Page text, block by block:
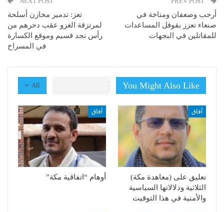
أرحب وصعفان ومناخة في
صنعاء تعزز بقوفل المساعدات
للمقاتلين في البجهات
تعز: تدمير مخازن أسلحة
لمرتزقة الغزو عقب دحرهم من
رأس نجد قسيم وموقع الكسارة
في المسراخ
All You Might Also Like
آفاق
تعليق على (معاهدة مكة)
الثلاثية ودلالاتها السياسية
والأمنية في هذا التوقيت
آفاق
أوهام “اتفاقية مكة”